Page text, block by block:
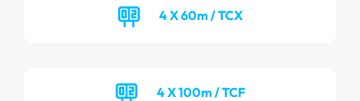
4 X 60m / TCX
4 X 100m / TCF